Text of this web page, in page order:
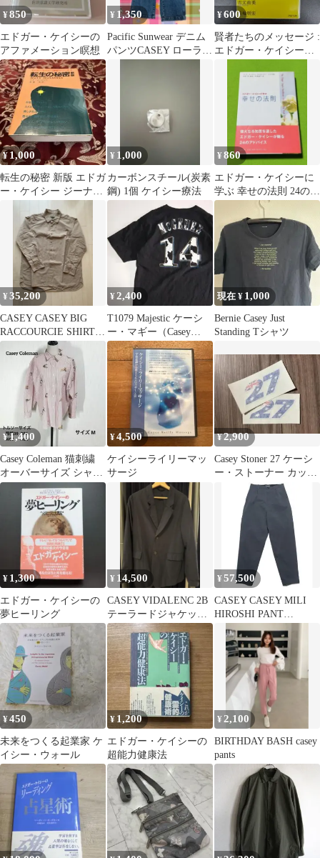
¥850
エドガー・ケイシーの
アファメーション瞑想
¥ 1,350
Pacific Sunwear デニム
パンツCASEY ローライ
¥600
賢者たちのメッセージ :
エドガー・ケイシーに
らの大切な教え
¥ 1,000
転生の秘密 新版 エドガ
ー・ケイシー ジーナ・
¥ 1,000
カーボンスチール(炭素
鋼) 1個 ケイシー療法
¥860
エドガー・ケイシーに
学ぶ 幸せの法則 24のア
ドバイス たま出版
¥35,200
CASEY CASEY BIG
RACCOURCIE SHIRT
M フランス製
¥2,400
T1079 Majestic ケーシ
ー・マギー（Casey
McGehee）牛柄
現在 ¥ 1,000
Bernie Casey Just
Standing Tシャツ
¥1,400
Casey Coleman 猫刺繍
オーバーサイズ シャン
ブレー 長袖シャツ M
¥4,500
ケイシーライリーマッ
サージ
¥2,900
Casey Stoner 27 ケーシ
ー・ストーナー カッテ
ィング ステッカー
¥ 1,300
エドガー・ケイシーの
夢ヒーリング
¥ 14,500
CASEY VIDALENC 2B
テーラードジャケット
XS ネイビー
¥ 57,500
CASEY CASEY MILI
HIROSHI PANT
DOUBLE COT
¥450
未来をつくる起業家 ケ
イシー・ウォール
¥ 1,200
エドガー・ケイシーの
超能力健康法
¥ 2,100
BIRTHDAY BASH casey
pants